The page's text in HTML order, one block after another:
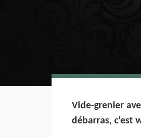
Vide-grenier
débarras, c’est